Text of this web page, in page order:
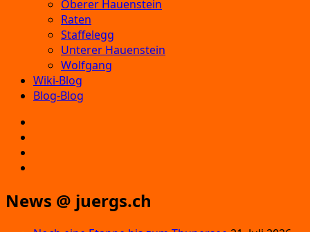
Oberer Hauenstein
Raten
Staffelegg
Unterer Hauenstein
Wolfgang
Wiki-Blog
Blog-Blog
News @ juergs.ch